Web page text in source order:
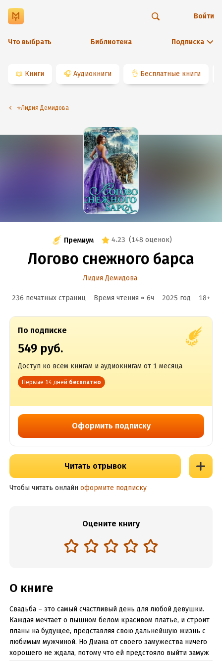
Что выбрать Библиотека Подписка
Войти
📖 Книги 🎧 Аудиокниги 👌 Бесплатные книги
⭐️Лидия Демидова
Премиум 4.23 (148 оценок)
Логово снежного барса
Лидия Демидова
236 печатных страниц Время чтения ≈ 6ч 2025 год 18+
По подписке
549 руб.
Доступ ко всем книгам и аудиокнигам от 1 месяца
Первые 14 дней бесплатно
Оформить подписку
Читать отрывок
Чтобы читать онлайн оформите подписку
Оцените книгу
О книге
Свадьба – это самый счастливый день для любой девушки.
Каждая мечтает о пышном белом красивом платье, и строит
планы на будущее, представляя свою дальнейшую жизнь с
любимым мужчиной. Но Диана от своего замужества ничего
хорошего не ждала, потому что ей предстояло выйти замуж